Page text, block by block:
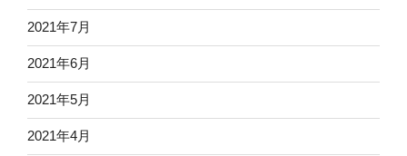
2021年7月
2021年6月
2021年5月
2021年4月